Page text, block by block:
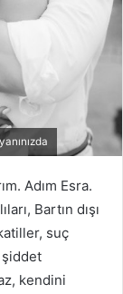
Adım Esra.
Bartın dışı
suç
şiddet
kendini